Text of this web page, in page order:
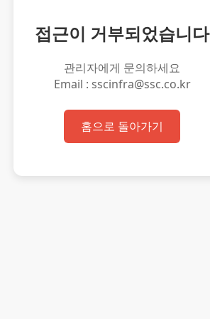
접근이 거부되었습니다
관리자에게 문의하세요
Email : sscinfra@ssc.co.kr
홈으로 돌아가기